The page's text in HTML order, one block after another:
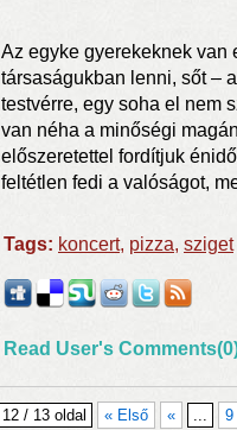
Az egyke gyerekeknek van
társaságukban lenni, sőt –
testvérre, egy soha el nem
van néha a minőségi
előszeretettel fordítjuk
feltétlen fedi a valóságot,
Tags: koncert, pizza, sziget
Read User's
12 / 13 oldal « Első « ... 9